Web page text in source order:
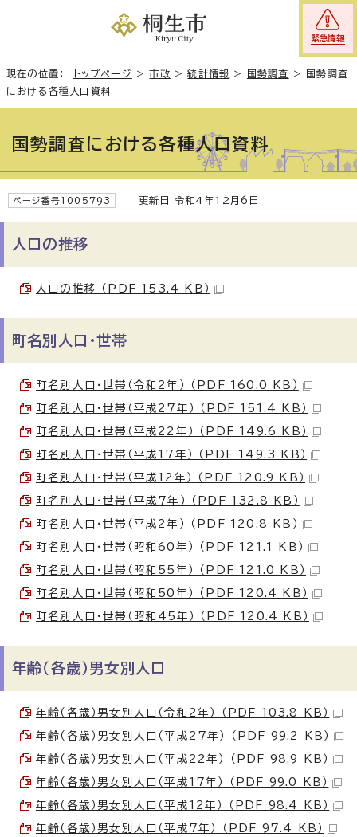
緊急情報
現在の位置： トップページ >市政 >統計情報 > 国勢調査 >
国勢調査
における各種人口資料
国勢調査における各種人口資料
ページ番号1005793 更新日 令和4年12月6日
人口の推移
人口の推移 （PDF 153.4 KB）
町名別人口・世帯
町名別人口・世帯（令和2年） （PDF 160.0 KB）
町名別人口・世帯（平成27年） （PDF 151.4 KB）
町名別人口・世帯（平成22年） （PDF 149.6 KB）
町名別人口・世帯（平成17年） （PDF 149.3 KB）
町名別人口・世帯（平成12年） （PDF 120.9 KB）
町名別人口・世帯（平成7年） （PDF 132.8 KB）
町名別人口・世帯（平成2年） （PDF 120.8 KB）
町名別人口・世帯（昭和60年） （PDF 121.1 KB）
町名別人口・世帯（昭和55年） （PDF 121.0 KB）
町名別人口・世帯（昭和50年） （PDF 120.4 KB）
町名別人口・世帯（昭和45年） （PDF 120.4 KB）
年齢（各歳）男女別人口
年齢（各歳）男女別人口（令和2年） （PDF 103.8 KB）
年齢（各歳）男女別人口（平成27年） （PDF 99.2 KB）
年齢（各歳）男女別人口（平成22年） （PDF 98.9 KB）
年齢（各歳）男女別人口（平成17年） （PDF 99.0 KB）
年齢（各歳）男女別人口（平成12年） （PDF 98.4 KB）
年齢（各歳）男女別人口（平成7年） （PDF 97.4 KB）